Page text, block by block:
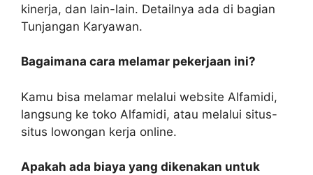
kinerja, dan lain-lain. Detailnya ada di bagian
Tunjangan Karyawan.
Bagaimana cara melamar pekerjaan ini?
Kamu bisa melamar melalui website Alfamidi,
langsung ke toko Alfamidi, atau melalui situs-
situs lowongan kerja online.
Apakah ada biaya yang dikenakan untuk